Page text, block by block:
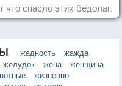
спасло этих бедолаг.
жадность
жажда
желудок жена
женщина
жизненно